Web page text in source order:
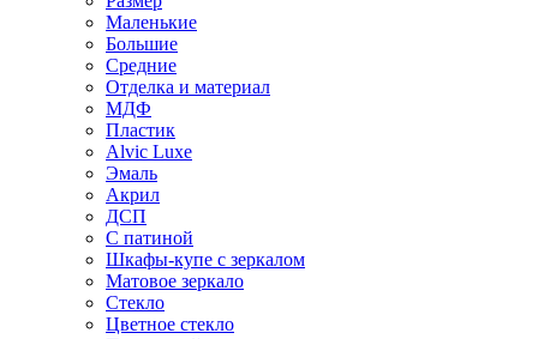
Маленькие
Большие
Средние
Отделка и материал
МДФ
Пластик
Alvic Luxe
Эмаль
Акрил
ДСП
С патиной
Шкафы-купе с зеркалом
Матовое зеркало
Стекло
Цветное стекло